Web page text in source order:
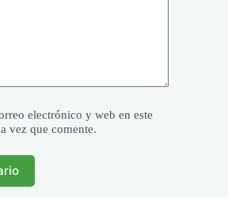
electrónico y web en este
vez que comente.